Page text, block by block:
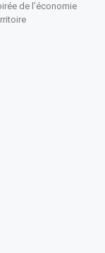
de l’économie